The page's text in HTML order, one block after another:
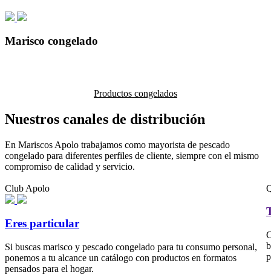
Marisco congelado
Productos congelados
Nuestros canales de distribución
En Mariscos Apolo trabajamos como mayorista de pescado
congelado para diferentes perfiles de cliente, siempre con el mismo
compromiso de calidad y servicio.
Club Apolo
Eres particular
Si buscas marisco y pescado congelado para tu consumo personal,
ponemos a tu alcance un catálogo con productos en formatos
pensados para el hogar.